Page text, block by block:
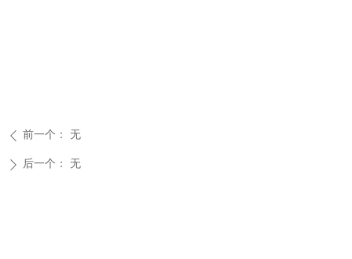
ꄴ 前一个： 无
ꄲ 后一个： 无